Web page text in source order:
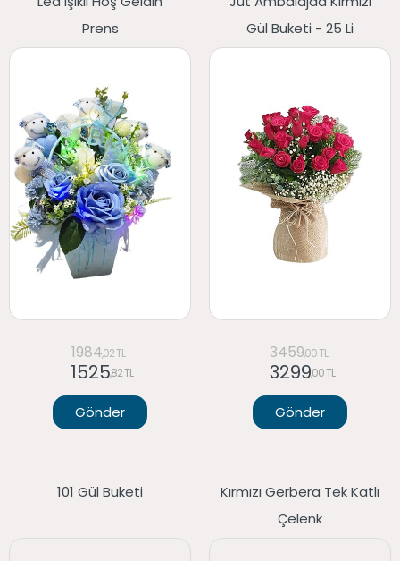
Prens
1984,02 TL
1525,82 TL
Gönder
Gül Buketi - 25 Li
3459,00 TL
3299,00 TL
Gönder
101 Gül Buketi
Kırmızı Gerbera Tek Katlı
Çelenk